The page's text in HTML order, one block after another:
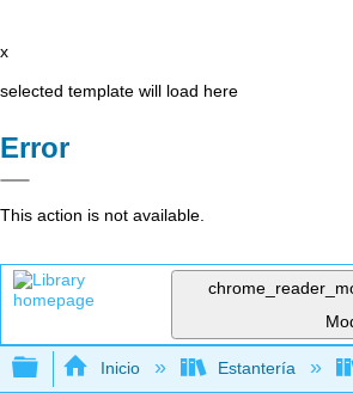
x
selected template will load here
Error
This action is not available.
Expandir/contraer
Inicio Estantería